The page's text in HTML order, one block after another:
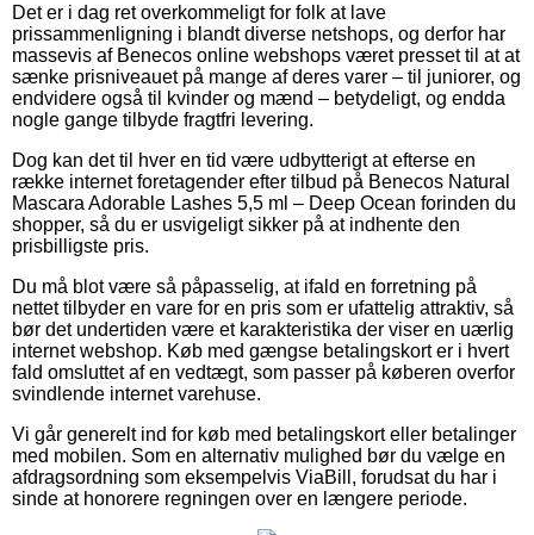
Det er i dag ret overkommeligt for folk at lave
prissammenligning i blandt diverse netshops, og derfor har
massevis af Benecos online webshops været presset til at at
sænke prisniveauet på mange af deres varer – til juniorer, og
endvidere også til kvinder og mænd – betydeligt, og endda
nogle gange tilbyde fragtfri levering.
Dog kan det til hver en tid være udbytterigt at efterse en
række internet foretagender efter tilbud på Benecos Natural
Mascara Adorable Lashes 5,5 ml – Deep Ocean forinden du
shopper, så du er usvigeligt sikker på at indhente den
prisbilligste pris.
Du må blot være så påpasselig, at ifald en forretning på
nettet tilbyder en vare for en pris som er ufattelig attraktiv, så
bør det undertiden være et karakteristika der viser en uærlig
internet webshop. Køb med gængse betalingskort er i hvert
fald omsluttet af en vedtægt, som passer på køberen overfor
svindlende internet varehuse.
Vi går generelt ind for køb med betalingskort eller betalinger
med mobilen. Som en alternativ mulighed bør du vælge en
afdragsordning som eksempelvis ViaBill, forudsat du har i
sinde at honorere regningen over en længere periode.